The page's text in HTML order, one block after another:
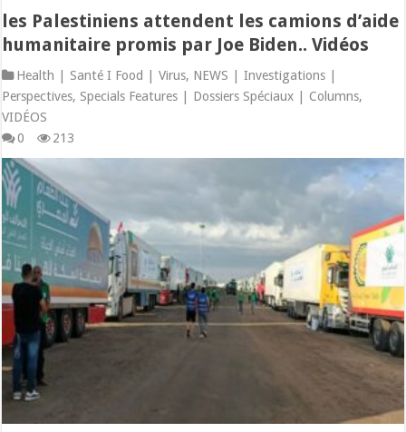
les Palestiniens attendent les camions d’aide
humanitaire promis par Joe Biden.. Vidéos
Health | Santé I Food | Virus, NEWS | Investigations |
Perspectives,Specials Features | Dossiers Spéciaux | Columns,
VIDÉOS
0
213